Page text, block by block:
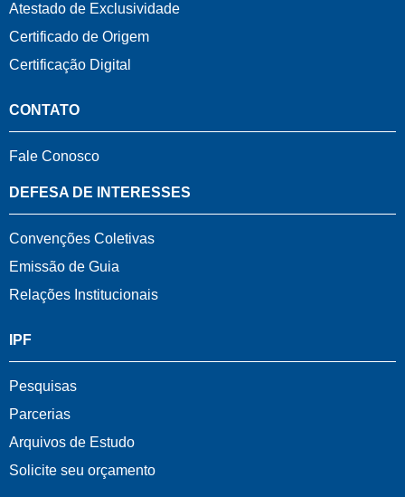
Atestado de Exclusividade
Certificado de Origem
Certificação Digital
CONTATO
Fale Conosco
DEFESA DE INTERESSES
Convenções Coletivas
Emissão de Guia
Relações Institucionais
IPF
Pesquisas
Parcerias
Arquivos de Estudo
Solicite seu orçamento